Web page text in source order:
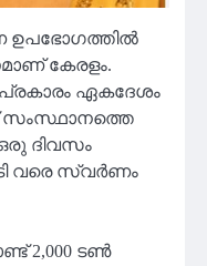
ഉപഭോഗത്തിൽ
കേരളം.
ഏകദേശം
സംസ്ഥാനത്തെ
ദിവസം
വരെ സ്വർണം
2,000 ടൺ